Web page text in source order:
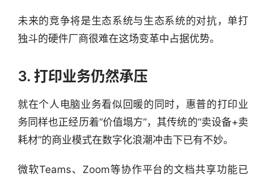
未来的竞争将是生态系统与生态系统的对抗，单打
独斗的硬件厂商很难在这场变革中占据优势。
3. 打印业务仍然承压
就在个人电脑业务看似回暖的同时，惠普的打印业
务同样也正经历着“价值塌方”，其传统的“卖设备+卖
耗材”的商业模式在数字化浪潮冲击下已有不妙。
微软Teams、Zoom等协作平台的文档共享功能已